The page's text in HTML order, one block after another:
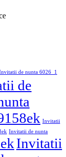
de nunta 6026_1
de
Invitatii
Invitatii de nunta
Invitatii